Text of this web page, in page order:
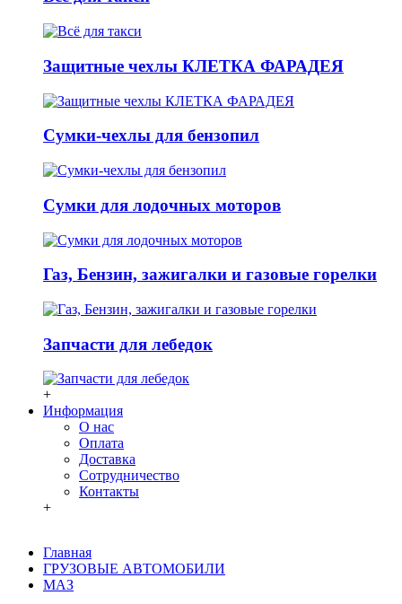
Защитные чехлы КЛЕТКА ФАРАДЕЯ
Сумки-чехлы для бензопил
Сумки для лодочных моторов
Газ, Бензин, зажигалки и газовые горелки
Запчасти для лебедок
+
Информация
О нас
Оплата
Доставка
Сотрудничество
Контакты
+
Главная
ГРУЗОВЫЕ АВТОМОБИЛИ
МАЗ